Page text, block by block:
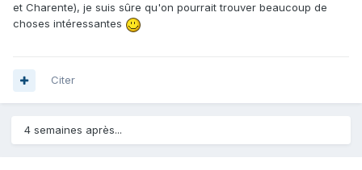
et Charente), je suis sûre qu'on pourrait trouver beaucoup de
choses intéressantes
Citer
4 semaines après...